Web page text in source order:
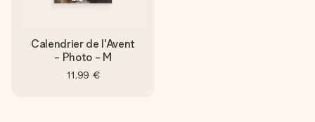
Calendrier de l'Avent
- Photo - M
11,99 €